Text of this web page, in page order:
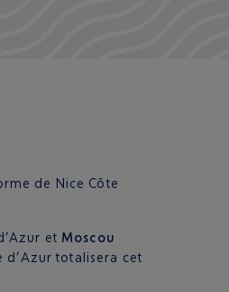
de Nice Côte
et Moscou
d’Azur totalisera cet